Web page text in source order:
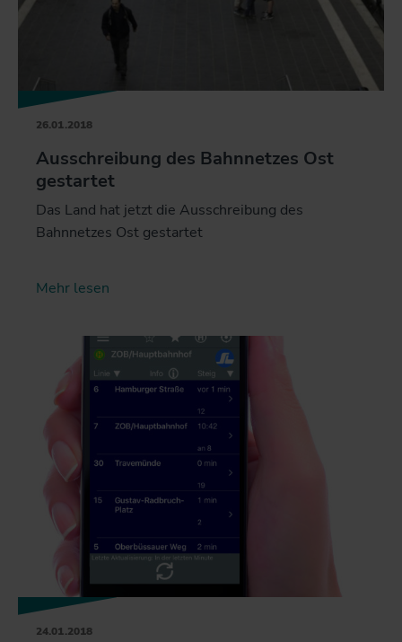
26.01.2018
Ausschreibung des Bahnnetzes Ost
gestartet
Das Land hat jetzt die Ausschreibung des
Bahnnetzes Ost gestartet
Mehr lesen
24.01.2018